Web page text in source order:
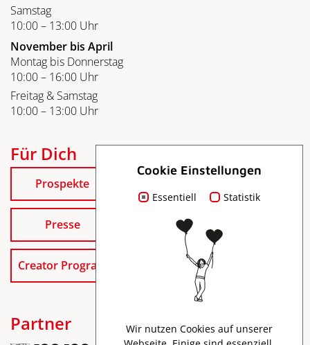
Samstag
10:00 – 13:00 Uhr
November bis April
Montag bis Donnerstag
10:00 – 16:00 Uhr
Freitag & Samstag
10:00 – 13:00 Uhr
Für Dich
Prospekte
Presse
Creator Program
Partner
Cookie Einstellungen
Essentiell Statistik
Wir nutzen Cookies auf unserer